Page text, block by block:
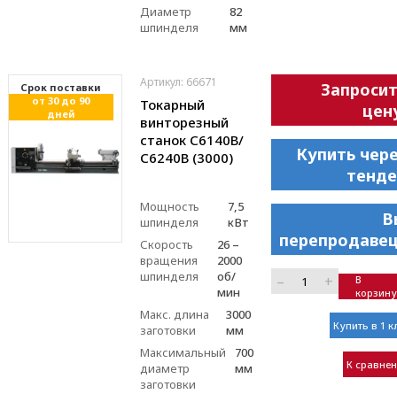
Диаметр
шпинделя
82
мм
Cрок поставки
от 30 до 90
дней
Артикул: 66671
Токарный
винторезный
станок С6140В/
С6240В (3000)
Мощность
шпинделя
7,5
кВт
Скорость
вращения
шпинделя
26 –
2000
об/
мин
Макс. длина
заготовки
3000
мм
Максимальный
диаметр
заготовки
700
мм
Купить
– +
В
корзину
Купить в 1
К